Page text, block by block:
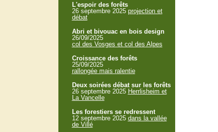
L'espoir des forêts
26 septembre 2025 projection et
débat
Abri et bivouac en bois design
26/09/2025
col des Vosges et col des Alpes
Croissance des forêts
25/09/2025
rallongée mais ralentie
Deux soirées débat sur les forêts
26 septembre 2025 Herrlisheim et
La Vancelle
Les forestiers se redressent
12 septembre 2025 dans la vallée
de Villé